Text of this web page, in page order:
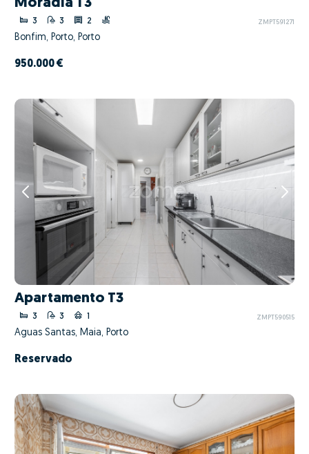
Moradia T3
3 3 2 ZMPT591271
Bonfim, Porto, Porto
950.000 €
Apartamento T3
3 3 ZMPT590515
Águas Santas, Maia, Porto
Reservado